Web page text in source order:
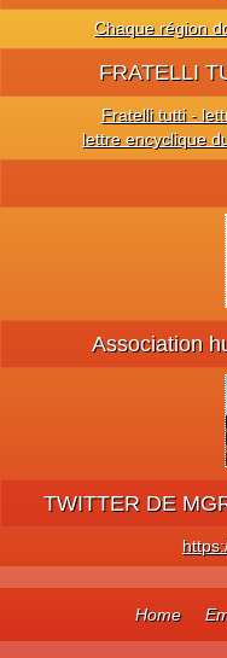
Chaque région
FRATELLI
Fratelli tutti -
lettre encyclique
Association
TWITTER DE
Home